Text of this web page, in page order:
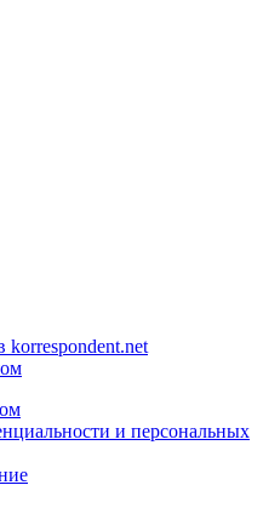
korrespondent.net
и персональных